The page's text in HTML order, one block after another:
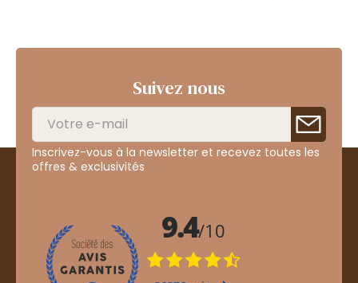
Suivez nous
Inscrivez-vous à la newsletter et recevez toutes les
offres & exclusivités